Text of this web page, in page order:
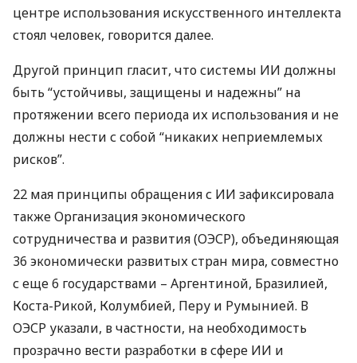
центре использования искусственного интеллекта
стоял человек, говорится далее.
Другой принцип гласит, что системы ИИ должны
быть “устойчивы, защищены и надежны” на
протяжении всего периода их использования и не
должны нести с собой “никаких неприемлемых
рисков”.
22 мая принципы обращения с ИИ зафиксировала
также Организация экономического
сотрудничества и развития (ОЭСР), объединяющая
36 экономически развитых стран мира, совместно
с еще 6 государствами – Аргентиной, Бразилией,
Коста-Рикой, Колумбией, Перу и Румынией. В
ОЭСР указали, в частности, на необходимость
прозрачно вести разработки в сфере ИИ и